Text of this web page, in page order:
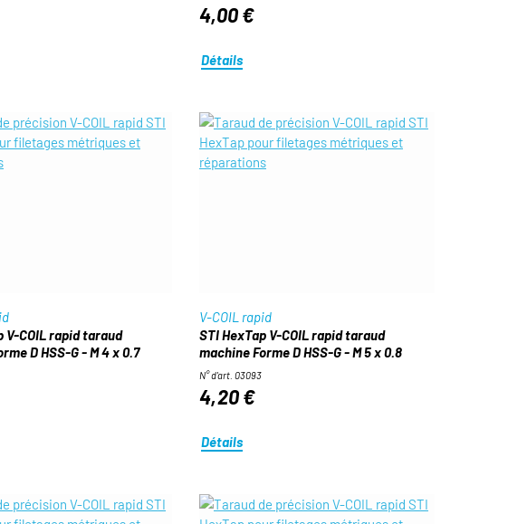
4,00 €
Détails
V-COIL rapid taraud
D HSS-G - M 4 x 0.7
V-COIL rapid
STI HexTap V-COIL rapid taraud
machine Forme D HSS-G - M 5 x 0.8
N° d'art. 03093
4,20 €
Détails